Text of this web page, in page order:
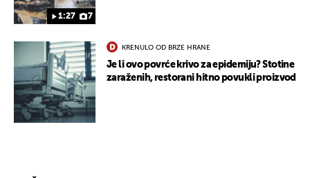
1:27 7
KRENULO OD BRZE HRANE
Je li ovo povrće krivo za epidemiju? Stotine
zaraženih, restorani hitno povukli proizvod